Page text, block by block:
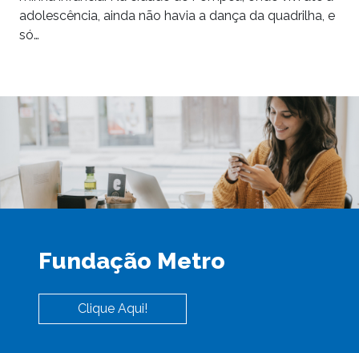
adolescência, ainda não havia a dança da quadrilha, e
só…
Fundação Metro
Clique Aqui!